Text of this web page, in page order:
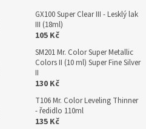
GX100 Super Clear III - Lesklý lak
III (18ml)
105 Kč
SM201 Mr. Color Super Metallic
Colors II (10 ml) Super Fine Silver
II
130 Kč
T106 Mr. Color Leveling Thinner
- ředidlo 110ml
135 Kč